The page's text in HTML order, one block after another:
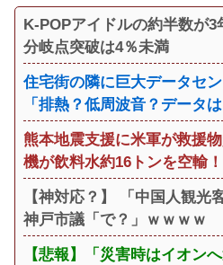
K-POPアイドルの約半数が
分岐点突破は4％未満
住宅街の隣に巨大データセ
「排熱？低周波音？データ
熊本地震支援に米軍が救援
機が飲料水約16トンを空輸！
【神対応？】 「中国人観
神戸市議「で？」ｗｗｗｗ
【悲報】「災害時はイオン